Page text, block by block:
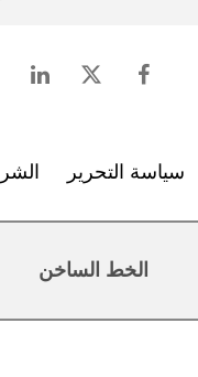
سياسة التحرير
الخط الساخن